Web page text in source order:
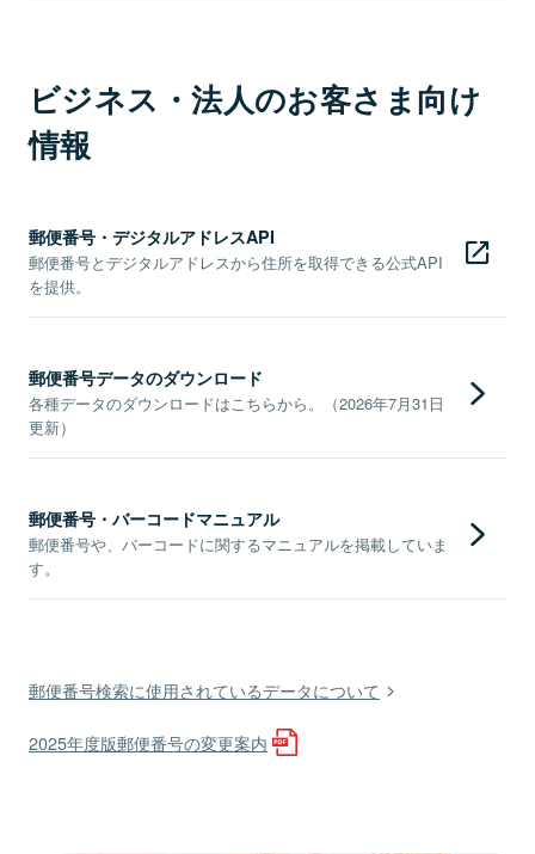
ビジネス・法人のお客さま向け
情報
郵便番号・デジタルアドレスAPI
郵便番号とデジタルアドレスから住所を取得できる公式API
を提供。
郵便番号データのダウンロード
各種データのダウンロードはこちらから。（2026年7月31日
更新）
郵便番号・バーコードマニュアル
郵便番号や、バーコードに関するマニュアルを掲載していま
す。
郵便番号検索に使用されているデータについて
2025年度版郵便番号の変更案内